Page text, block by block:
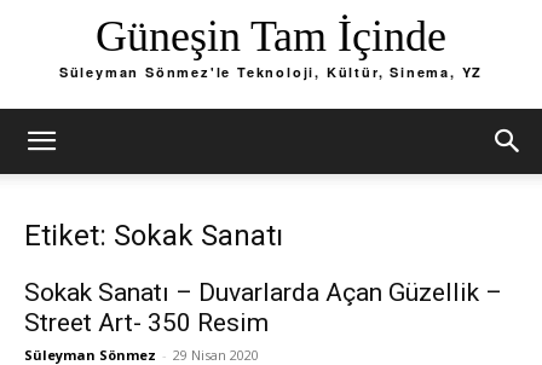
Güneşin Tam İçinde
Süleyman Sönmez'le Teknoloji, Kültür, Sinema, YZ
Etiket: Sokak Sanatı
Sokak Sanatı – Duvarlarda Açan Güzellik –
Street Art- 350 Resim
Süleyman Sönmez - 29 Nisan 2020